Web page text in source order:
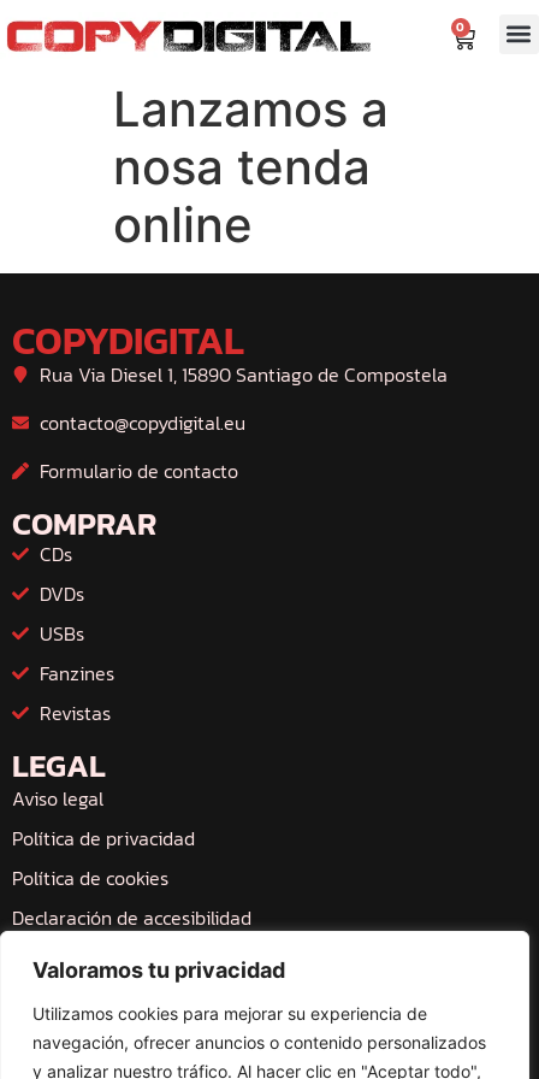
Valoramos tu privacidad
Utilizamos cookies para mejorar su experiencia de
navegación, ofrecer anuncios o contenido personalizados
y analizar nuestro tráfico. Al hacer clic en "Aceptar todo",
contido
0
Lanzamos a
nosa tenda
online
COPYDIGITAL
Rua Via Diesel 1, 15890 Santiago de Compostela
contacto@copydigital.eu
Formulario de contacto
COMPRAR
CDs
DVDs
USBs
Fanzines
Revistas
LEGAL
Aviso legal
Política de privacidad
Política de cookies
Declaración de accesibilidad
Mapa web